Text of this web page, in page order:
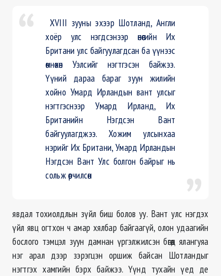
XVIII зууны эхээр Шотланд, Англи
хоёр улс нэгдсэнээр өнөөгийн Их
Британи улс байгуулагдсан ба үүнээс
өмнөхөн Уэлсийг нэгтгэсэн байжээ.
Үүний дараа бараг зуун жилийн
хойно Умард Ирландын вант улсыг
нэгтгэснээр Умард Ирланд, Их
Британийн Нэгдсэн Вант
байгуулагджээ. Хожим улсынхаа
нэрийг Их Британи, Умард Ирландын
Нэгдсэн Вант Улс болгон байрыг нь
сольж өөрчилсөн
явдал тохиолдлын зүйл биш болов уу. Вант улс нэгдэх
үйл явц огтхон ч амар хялбар байгаагүй, олон удаагийн
бослого тэмцэл зуун дамнан үргэлжилсэн бөгөөд ялангуяа
нэг арал дээр зэрэгцэн оршиж байсан Шотландыг
нэгтгэх хамгийн бэрх байжээ. Үүнд тухайн үед де